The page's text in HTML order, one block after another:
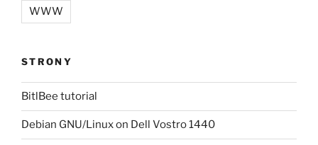
WWW
STRONY
BitlBee tutorial
Debian GNU/Linux on Dell Vostro 1440